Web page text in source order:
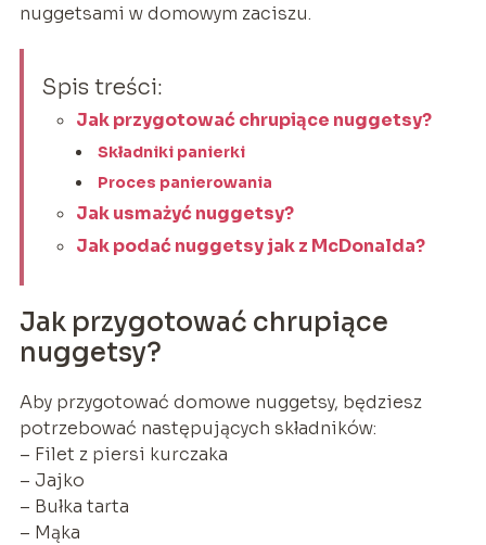
nuggetsami w domowym zaciszu.
Spis treści:
Jak przygotować chrupiące nuggetsy?
Składniki panierki
Proces panierowania
Jak usmażyć nuggetsy?
Jak podać nuggetsy jak z McDonalda?
Jak przygotować chrupiące
nuggetsy?
Aby przygotować domowe nuggetsy, będziesz
potrzebować następujących składników:
– Filet z piersi kurczaka
– Jajko
– Bułka tarta
– Mąka